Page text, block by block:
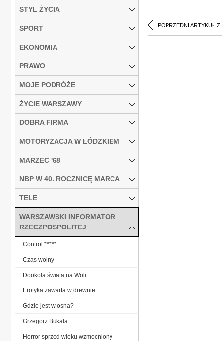
POPRZEDNI ARTYKUŁ Z
STYL ŻYCIA
SPORT
EKONOMIA
PRAWO
MOJE PODRÓŻE
ŻYCIE WARSZAWY
DOBRA FIRMA
MOTORYZACJA W ŁÓDZKIEM
MARZEC '68
NBP W 40. ROCZNICĘ MARCA
TELE
WARSZAWSKI INFORMATOR
RZECZPOSPOLITEJ
Control *****
Czas wolny
Dookoła świata na Woli
Erotyka zawarta w drewnie
Gdzie jest wiosna?
Grzegorz Bukała
Horror sprzed wieku wzmocniony